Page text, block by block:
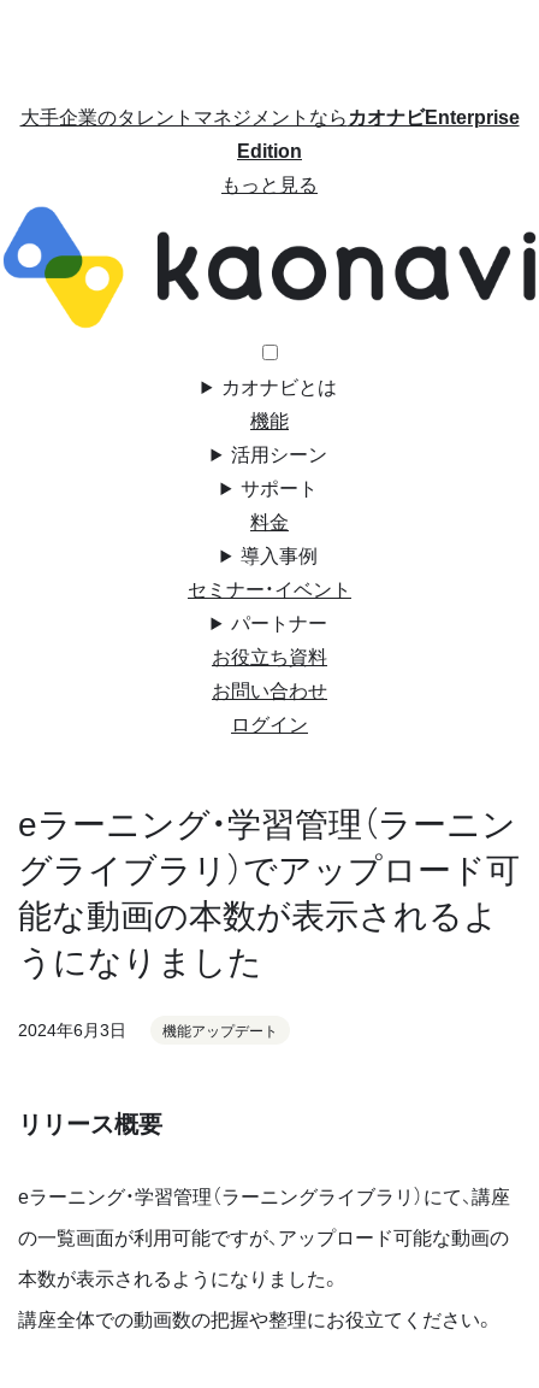
大手企業のタレントマネジメントならカオナビEnterprise
Edition
もっと見る
カオナビとは
機能
活用シーン
サポート
料金
導入事例
セミナー・イベント
パートナー
お役立ち資料
お問い合わせ
ログイン
eラーニング・学習管理（ラーニン
グライブラリ）でアップロード可
能な動画の本数が表示されるよ
うになりました
2024年6月3日 機能アップデート
リリース概要
eラーニング・学習管理（ラーニングライブラリ）にて、講座
の一覧画面が利用可能ですが、アップロード可能な動画の
本数が表示されるようになりました。
講座全体での動画数の把握や整理にお役立てください。